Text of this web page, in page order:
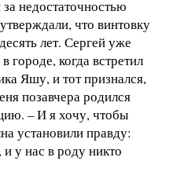
недостаточностью
что винтовку
лет. Сергей уже
городе, когда встретил
Яшу, и тот признался,
позавчера родился
– И я хочу, чтобы
установили правду:
у нас в роду никто